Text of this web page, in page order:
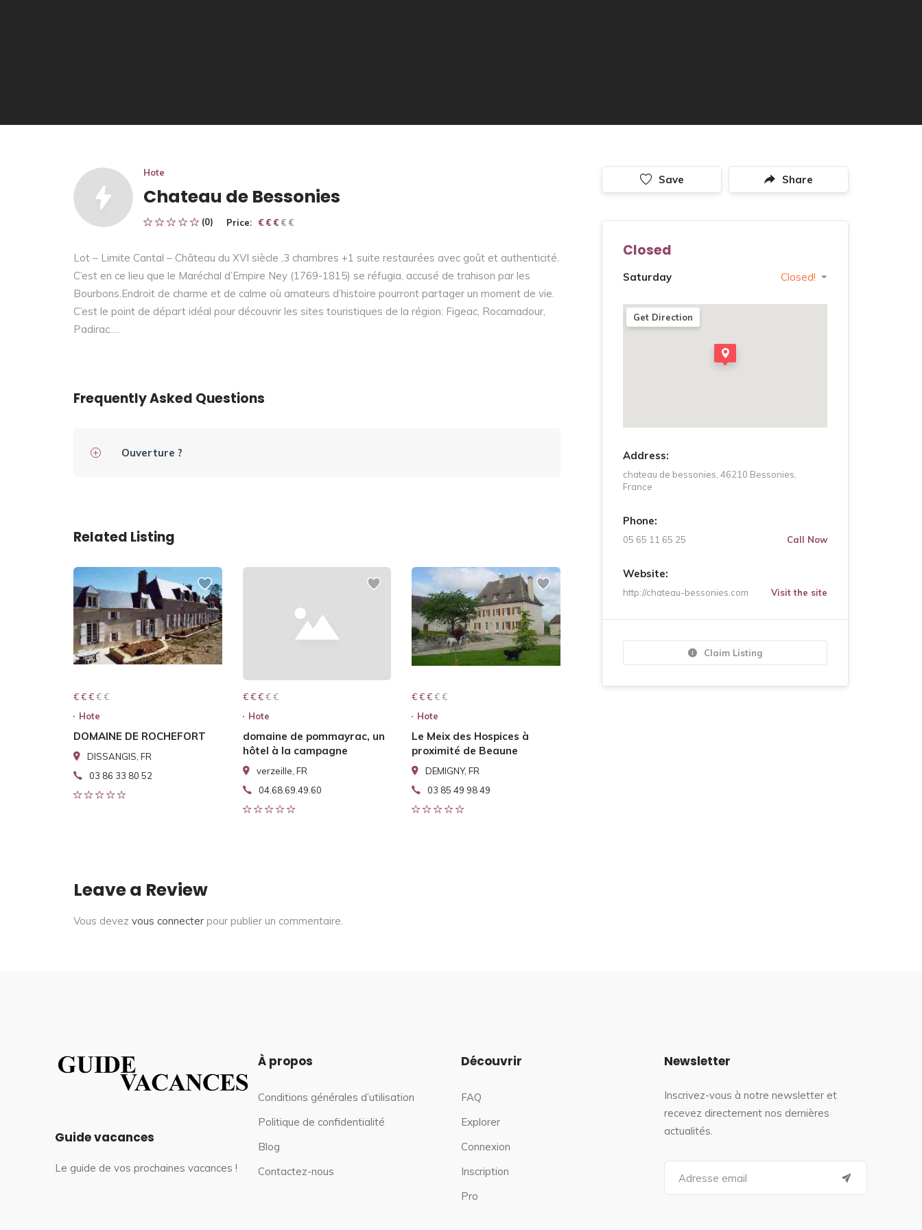
Hote
Chateau de Bessonies
(0) Price: € € € € €
€ € €
Lot – Limite Cantal – Château du XVI siècle ,3 chambres +1 suite restaurées avec goût et authenticité.
C’est en ce lieu que le Maréchal d’Empire Ney (1769-1815) se réfugia, accusé de trahison par les
Bourbons.Endroit de charme et de calme où amateurs d’histoire pourront partager un moment de vie.
C’est le point de départ idéal pour découvrir les sites touristiques de la région: Figeac, Rocamadour,
Padirac….
Frequently Asked Questions
Ouverture ?
Related Listing
€ € € € €
€ € €
Hote
DOMAINE DE ROCHEFORT
DISSANGIS, FR
03 86 33 80 52
€ € € € €
€ € €
Hote
domaine de pommayrac, un
hôtel à la campagne
verzeille, FR
04.68.69.49.60
€ € € € €
€ € €
Hote
Le Meix des Hospices à
proximité de Beaune
DEMIGNY, FR
03 85 49 98 49
Leave a Review
Vous devez vous connecter pour publier un commentaire.
Save Share
Closed
Saturday Closed!
Get Direction
Address:
chateau de bessonies, 46210 Bessonies,
France
Phone:
05 65 11 65 25 Call Now
Website:
http://chateau-bessonies.com Visit the site
Claim Listing
Guide vacances
Le guide de vos prochaines vacances !
À propos
Conditions générales d’utilisation
Politique de confidentialité
Blog
Contactez-nous
Découvrir
FAQ
Explorer
Connexion
Inscription
Pro
Newsletter
Inscrivez-vous à notre newsletter et
recevez directement nos dernières
actualités.
a